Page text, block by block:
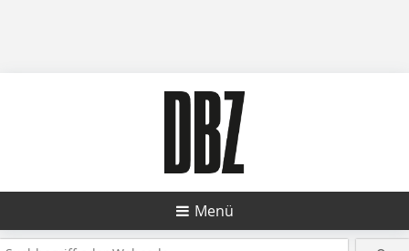
Menü